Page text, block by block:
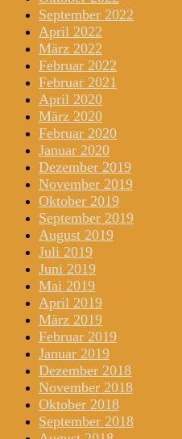
September 2022
April 2022
März 2022
Februar 2022
Februar 2021
April 2020
März 2020
Februar 2020
Januar 2020
Dezember 2019
November 2019
Oktober 2019
September 2019
August 2019
Juli 2019
Juni 2019
Mai 2019
April 2019
März 2019
Februar 2019
Januar 2019
Dezember 2018
November 2018
Oktober 2018
September 2018